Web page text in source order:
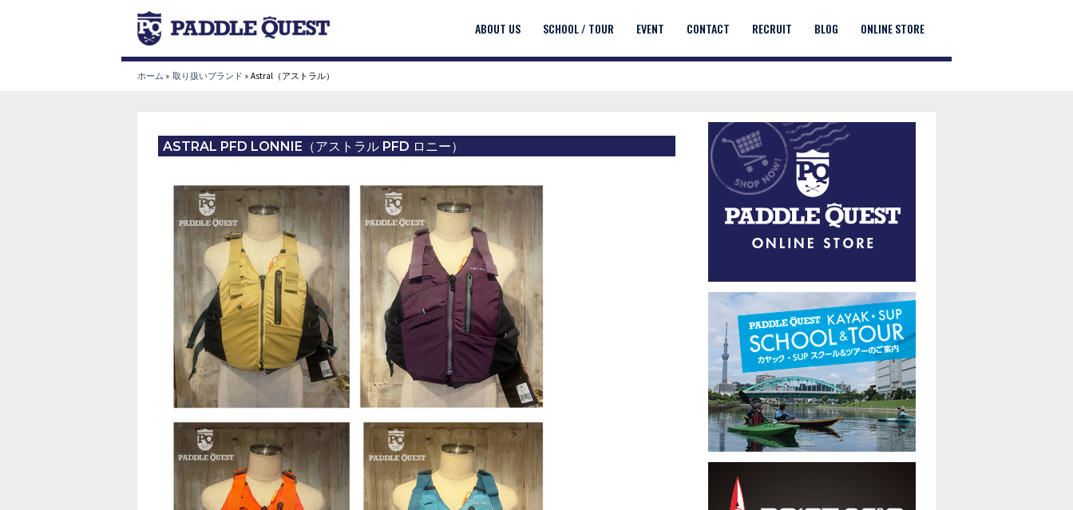
ABOUT US SCHOOL / TOUR EVENT CONTACT RECRUIT BLOG ONLINE STORE
ホーム 取り扱いブランド Astral（アストラル）
ASTRAL PFD LONNIE（アストラル PFD ロニー）